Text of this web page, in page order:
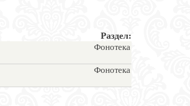
Раздел:
Фонотека
Фонотека